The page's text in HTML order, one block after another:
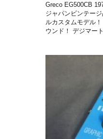
Greco EG500CB
ジャパンビンテー
ルカスタムモデル
ウンド！ デジマー